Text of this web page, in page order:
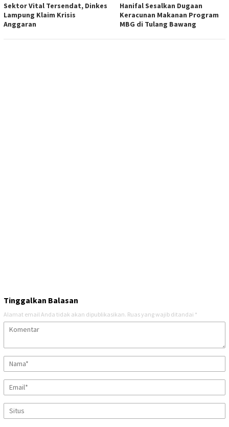
Sektor Vital Tersendat, Dinkes
Lampung Klaim Krisis
Anggaran
Hanifal Sesalkan Dugaan
Keracunan Makanan Program
MBG di Tulang Bawang
Tinggalkan Balasan
Alamat email Anda tidak akan dipublikasikan. Ruas yang wajib ditandai *